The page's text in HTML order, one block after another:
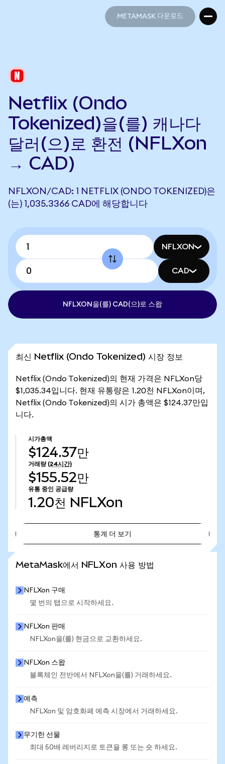
METAMASK 다운로드
Netflix (Ondo
Tokenized)을(를) 캐나다
달러(으)로 환전 (NFLXon
→ CAD)
NFLXON/CAD: 1 NETFLIX (ONDO TOKENIZED)은
(는) 1,035.3366 CAD에 해당합니다
NFLXON
CAD
NFLXON을(를) CAD(으)로 스왑
최신 Netflix (Ondo Tokenized) 시장 정보
Netflix (Ondo Tokenized)의 현재 가격은 NFLXon당
$1,035.34입니다. 현재 유통량은 1.20천 NFLXon이며,
Netflix (Ondo Tokenized)의 시가 총액은 $124.37만입
니다.
시가총액
$124.37만
거래량 (24시간)
$155.52만
유통 중인 공급량
1.20천 NFLXon
통계 더 보기
MetaMask에서 NFLXon 사용 방법
NFLXon 구매
몇 번의 탭으로 시작하세요.
NFLXon 판매
NFLXon을(를) 현금으로 교환하세요.
NFLXon 스왑
블록체인 전반에서 NFLXon을(를) 거래하세요.
예측
NFLXon 및 암호화폐 예측 시장에서 거래하세요.
무기한 선물
최대 50배 레버리지로 토큰을 롱 또는 숏 하세요.